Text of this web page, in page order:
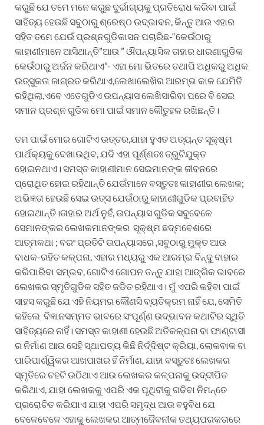
କରୁଛି ଯେ ତମେ ମନେ କରୁଛ ଦୁର୍ଭାଗ୍ୟକୁ ପ୍ରତିରୋଧ କରିବା ପାଇଁ
ସାହିତ୍ୟ ହେଉଛି ସବୁଠାରୁ ଶ୍ରେଷ୍ଠ ଉଦ୍ଭାବନ, କିନ୍ତୁ ଆଉ ଏହାର
ସହିତ ତମେ ଯେଉଁ ପ୍ରଶ୍ନଗୁଡିକାସନ ପଚାରିଛ-“କେଉଁଠାରୁ
କାହାଣୀମାନେ ଆସିଥାନ୍ତି”ଆଉ ” ଔପନ୍ୟାସିକ ତାହାର ଧାରଣାଗୁଡିକ
କେଉଁଠାରୁ ଅର୍ଜନ କରିଥାଏ”- ଏହା ମୋ ଭିତରେ ତଥାପି ଅଧିକରୁ ଅଧିକ
ଉତ୍ସୁକତା ଜାଗ୍ରତ କରିଥାଏ,ଲେଖାଲେଖିର ଆରମ୍ଭ କାଳ ଯେମିତି
ରହିଥିଲା,ଏବେ ଏତେଗୁଡିଏ ଉପନ୍ୟାସ ଲେଖିସାରିବା ପରେ ବି ସେଇ
ସମାନ ପ୍ରଶ୍ନ ଗୁଡିକ ମୋ ପାଇଁ ସମାନ କୌତୁହଳ ରଖିଛନ୍ତି।
ତମ ପାଇଁ ମୋର ଗୋଟିଏ ଉତ୍ତର,ଯାହା ହୁଏତ ଅତ୍ୟନ୍ତ ସୂକ୍ଷ୍ମ
ପାର୍ଥକ୍ୟକୁ ଦେଖାଉଥିବ, ଯଦି ଏହା ପୂର୍ଣ୍ଣତଃ ତ୍ରୁଟିଯୁକ୍ତ
ହୋଇନଥାଏ। ସମସ୍ତ କାହାଣୀମାନ ସେଇମାନଙ୍କ ଜୀବନରେ
ପ୍ରୋଥିତ ହୋଇ ରହିଥାନ୍ତି ଯେଉଁମାନେ ବସ୍ତୁତଃ କାହାଣୀର ଲେଖକ;
ଅଭିଜ୍ଞତା ହେଉଛି ସେଇ ଉତ୍ସ ଯେଉଁଠାରୁ କାହାଣୀଗୁଡିକ ପ୍ରବାହିତ
ହୋଇଥାନ୍ତି।ତାହାର ଅର୍ଥ ନୁହଁ, ଉପନ୍ୟାସ ଗୁଡିକ ସବୁବେଳେ
ସେମାନଙ୍କର ଲେଖକମାନଙ୍କର ସୂକ୍ଷ୍ମ ଛଦ୍ମବେଶରେ
ଆତ୍ମକଥା ; ବରଂ ପ୍ରତିଟି ଉପନ୍ୟାସରେ ,ସବୁଠାରୁ ମୁକ୍ତ ଆଉ
ବାଧକ-ରହିତ କଳ୍ପନା, ଏହାର ମଧ୍ୟରୁ ଏକ ଆରମ୍ଭ ବିନ୍ଦୁ ବାହାର
କରିପାରିବା ସମ୍ଭବ, ଗୋଟିଏ ଗୋପନ ତନ୍ତୁ ଯାହା ଆଙ୍ଗିକ ଭାବରେ
ଲେଖକର ସ୍ମୃତିଗୁଡିକ ସହିତ ଜଡିତ ରହିଥାଏ। ମୁଁ ଏପରି କହିବା ପାଇଁ
ସାହସ କରୁଛି ଯେ ଏହି ନିୟମର କୌଣସି ବ୍ୟତିକ୍ରମ ନାହିଁ ଯେ, ସେମିତି
କହିଲେ ବିଜ୍ଞାନସମ୍ମତ ଭାବରେ ସଂପୂର୍ଣ୍ଣ ଉଦ୍ଭାବନ କଥାଟିର ସ୍ଥିତି
ସାହିତ୍ୟରେ ନାହିଁ। ସମସ୍ତ କାହାଣୀ ହେଉଛି ଅତିକଳ୍ପନା ବା ଫାଣ୍ଟାସୀ
ର ନିର୍ମାଣ ଆଉ ସେହି ସ୍ଥାପତ୍ୟ କିଛି ନିର୍ଦ୍ଦିଷ୍ଟ କ୍ରିୟା, ଲୋକବାକ ବା
ପାରିପାର୍ଶ୍ୱିକର ଆଖପାଖର ହିଁ ନିର୍ମାଣ, ଯାହା ବସ୍ତୁତଃ ଲେଖକର
ସ୍ମୃତିରେ ଚହଟି ଉଠିଥାଏ ଆଉ ଲେଖକର କଳ୍ପନାକୁ ଉଦ୍ଦୀପିତ
କରିଥାଏ, ଯାହା ଲେଖକକୁ ଏପରି ଏକ ପୃଥିବୀକୁ ଗଢିବା ନିମନ୍ତେ
ପ୍ରରୋଚିତ କରିଯାଏ ଯାହା ଏପରି ସମୃଦ୍ଧ ଆଉ ବହୁବିଧ ଯେ
ବେଳେବେଳେ ଏହାକୁ ଲେଖକର ଆତ୍ମଜୈବନୀକ ତଥ୍ୟପରକତାରେ